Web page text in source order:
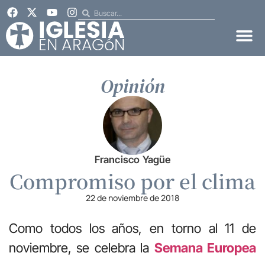
Opinión
Francisco Yagüe
Compromiso por el clima
22 de noviembre de 2018
Como todos los años, en torno al 11 de
noviembre, se celebra la Semana Europea